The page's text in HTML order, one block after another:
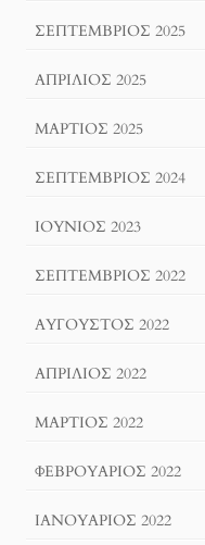
ΣΕΠΤΈΜΒΡΙΟΣ 2025
ΑΠΡΊΛΙΟΣ 2025
ΜΆΡΤΙΟΣ 2025
ΣΕΠΤΈΜΒΡΙΟΣ 2024
ΙΟΎΝΙΟΣ 2023
ΣΕΠΤΈΜΒΡΙΟΣ 2022
ΑΎΓΟΥΣΤΟΣ 2022
ΑΠΡΊΛΙΟΣ 2022
ΜΆΡΤΙΟΣ 2022
ΦΕΒΡΟΥΆΡΙΟΣ 2022
ΙΑΝΟΥΆΡΙΟΣ 2022